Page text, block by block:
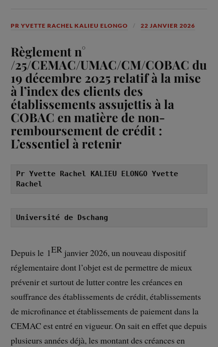
PR YVETTE RACHEL KALIEU ELONGO 22 JANVIER 2026
Règlement n°
/25/CEMAC/UMAC/CM/COBAC du
19 décembre 2025 relatif à la mise
à l’index des clients des
établissements assujettis à la
COBAC en matière de non-
remboursement de crédit :
L’essentiel à retenir
Pr Yvette Rachel KALIEU ELONGO Yvette
Rachel
Université de Dschang
Depuis le 1ER janvier 2026, un nouveau dispositif
réglementaire dont l’objet est de permettre de mieux
prévenir et surtout de lutter contre les créances en
souffrance des établissements de crédit, établissements
de microfinance et établissements de paiement dans la
CEMAC est entré en vigueur. On sait en effet que depuis
plusieurs années déjà, les montant des créances en